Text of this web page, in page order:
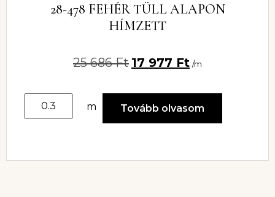
28-478 FEHÉR TÜLL ALAPON
HÍMZETT
25 686Ft 17 977 Ft /m
m Tovább olvasom